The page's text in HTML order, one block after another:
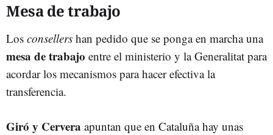
Mesa de trabajo
Los consellers han pedido que se ponga en marcha una
mesa de trabajo entre el ministerio y la Generalitat para
acordar los mecanismos para hacer efectiva la
transferencia.
Giró y Cervera apuntan que en Cataluña hay unas